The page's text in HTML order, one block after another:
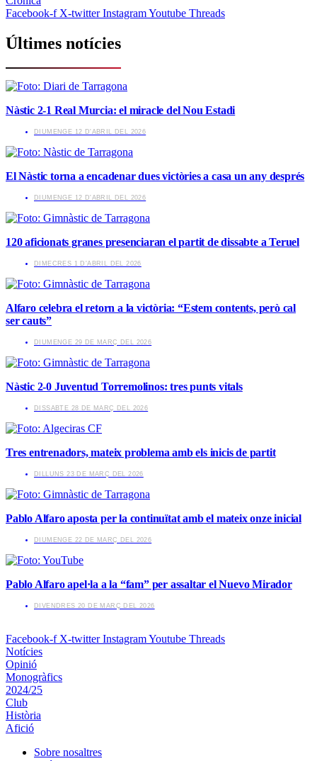
Facebook-f X-twitter InstagramYoutube Threads
Últimes notícies
Nàstic 2-1 Real Murcia: el miracle del Nou Estadi
​DIUMENGE 12 D'ABRIL DEL 2026
El Nàstic torna a encadenar dues victòries a casa un any després
​DIUMENGE 12 D'ABRIL DEL 2026
120 aficionats granes presenciaran el partit de dissabte a Teruel
​DIMECRES 1 D'ABRIL DEL 2026
Alfaro celebra el retorn a la victòria: “Estem contents, però cal
ser cauts”
​DIUMENGE 29 DE MARÇ DEL 2026
Nàstic 2-0 Juventud Torremolinos: tres punts vitals
​DISSABTE 28 DE MARÇ DEL 2026
Tres entrenadors, mateix problema amb els inicis de partit
​DILLUNS 23 DE MARÇ DEL 2026
Pablo Alfaro aposta per la continuïtat amb el mateix onze inicial
​DIUMENGE 22 DE MARÇ DEL 2026
Pablo Alfaro apel·la a la “fam” per assaltar el Nuevo Mirador
​DIVENDRES 20 DE MARÇ DEL 2026
Facebook-f X-twitter InstagramYoutube Threads
Notícies
Opinió
Monogràfics
2024/25
Club
Història
Afició
Sobre nosaltres